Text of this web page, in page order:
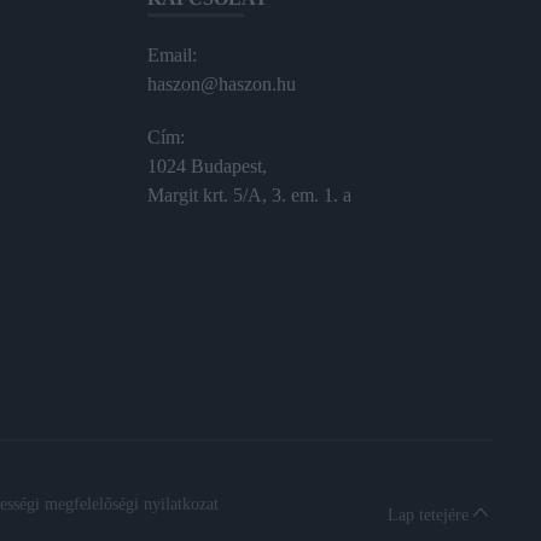
Email:
haszon@haszon.hu
Cím:
1024 Budapest,
Margit krt. 5/A, 3. em. 1. a
megfelelőségi nyilatkozat
Lap tetejére